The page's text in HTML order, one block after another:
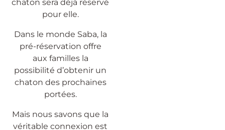
chaton sera déjà réservé
pour elle.
Dans le monde Saba, la
pré-réservation offre
aux familles la
possibilité d’obtenir un
chaton des prochaines
portées.
Mais nous savons que la
véritable connexion est